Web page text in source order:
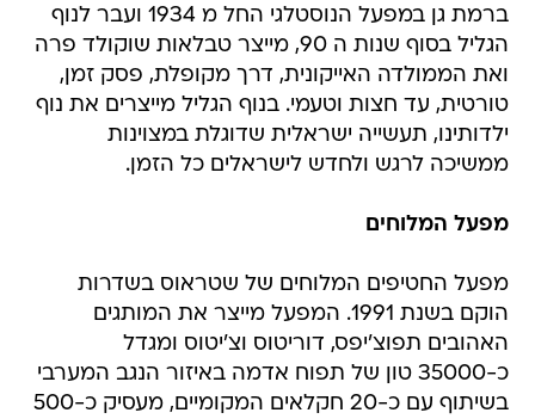
ברמת גן במפעל הנוסטלגי החל מ 1934 ועבר לנוף
הגליל בסוף שנות ה 90, מייצר טבלאות שוקולד פרה
ואת הממולדה האייקונית, דרך מקופלת, פסק זמן,
טורטית, עד חצות וטעמי. בנוף הגליל מייצרים את נוף
ילדותינו, תעשייה ישראלית שדוגלת במצוינות
ממשיכה לרגש ולחדש לישראלים כל הזמן.
מפעל המלוחים
מפעל החטיפים המלוחים של שטראוס בשדרות
הוקם בשנת 1991. המפעל מייצר את המותגים
האהובים תפוצ'יפס, דוריטוס וצ'יטוס ומגדל
כ-35000 טון של תפוח אדמה באיזור הנגב המערבי
בשיתוף עם כ-20 חקלאים המקומיים, מעסיק כ-500